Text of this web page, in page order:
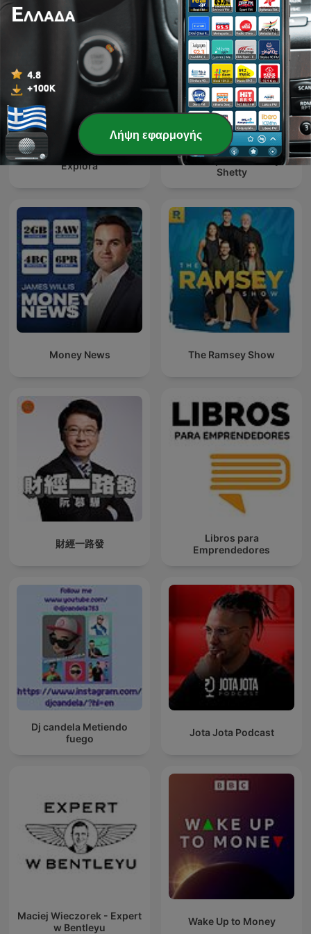
Explora
On Purpose with Jay
Shetty
Money News The Ramsey Show
財經一路發
Libros para
Emprendedores
Dj candela Metiendo
fuego
Jota Jota Podcast
Maciej Wieczorek - Expert
w Bentleyu
Wake Up to Money
Λήψη εφαρμογής